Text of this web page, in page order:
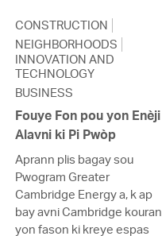
CONSTRUCTION
NEIGHBORHOODS
INNOVATION AND
TECHNOLOGY
BUSINESS
Fouye Fon pou yon Enèji
Alavni ki Pi Pwòp
Aprann plis bagay sou
Pwogram Greater
Cambridge Energy a, k ap
bay avni Cambridge kouran
yon fason ki kreye espas